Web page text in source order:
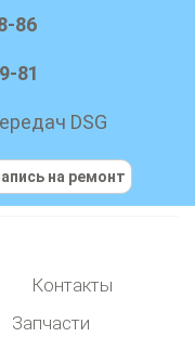
86
81
DSG
на ремонт
Контакты
Запчасти